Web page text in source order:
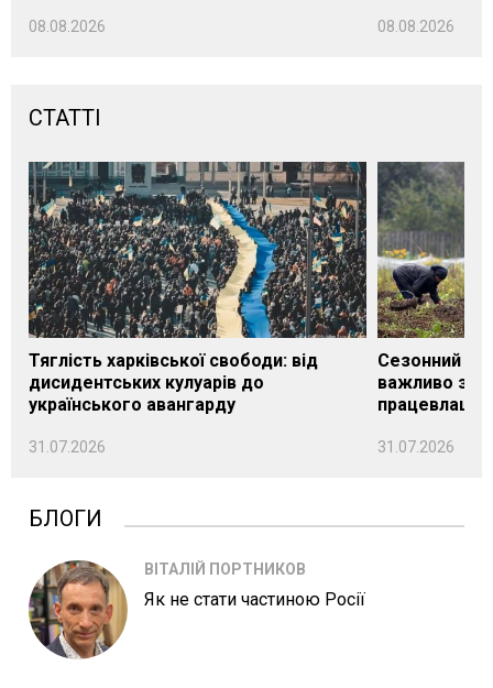
08.08.2026 08.08.2026
СТАТТІ
Тяглість харківської свободи: від
дисидентських кулуарів до
українського авангарду
31.07.2026
Сезонний
важливо
31.07.2026
БЛОГИ
ВІТАЛІЙ ПОРТНИКОВ
Як не стати частиною Росії